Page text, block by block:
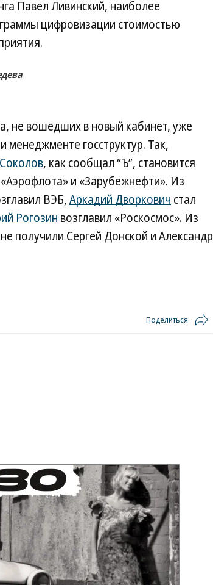
Павел Ливинский, наиболее
цифровизации стоимостью
не вошедших в новый кабинет, уже
менеджменте госструктур. Так,
, как сообщал “Ъ”, становится
и «Зарубежнефти». Из
ВЭБ,Аркадий Дворкович стал
Рогозин возглавил «Роскосмос». Из
получили Сергей Донской и Александр
Поделиться